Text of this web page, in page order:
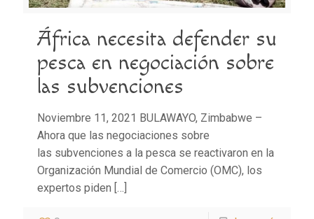
África necesita defender su
pesca en negociación sobre
las subvenciones
Noviembre 11, 2021 BULAWAYO, Zimbabwe –
Ahora que las negociaciones sobre
las subvenciones a la pesca se reactivaron en la
Organización Mundial de Comercio (OMC), los
expertos piden […]